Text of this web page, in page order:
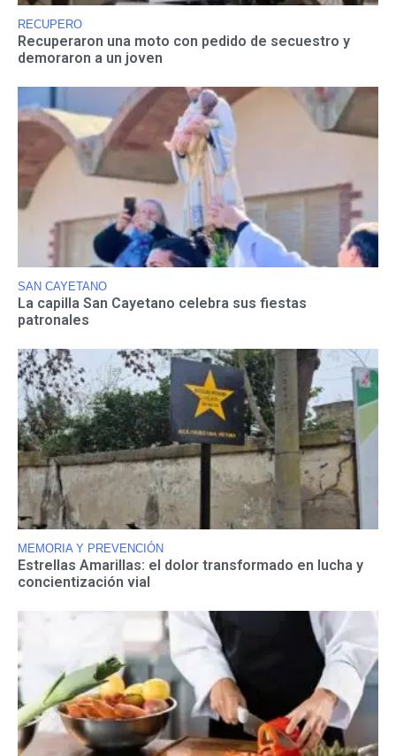
RECUPERO
Recuperaron una moto con pedido de secuestro y
demoraron a un joven
SAN CAYETANO
La capilla San Cayetano celebra sus fiestas
patronales
MEMORIA Y PREVENCIÓN
Estrellas Amarillas: el dolor transformado en lucha y
concientización vial